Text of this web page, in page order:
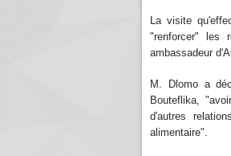
La visite
"renforcer" les
ambassadeur
M. Dlomo a
Bouteflika,
d'autres
alimentaire".